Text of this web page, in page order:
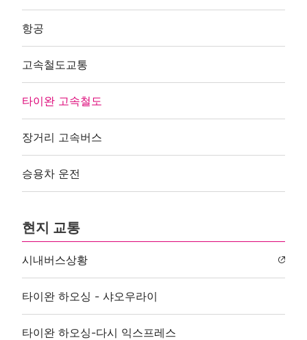
항공
고속철도교통
타이완 고속철도
장거리 고속버스
승용차 운전
현지 교통
시내버스상황
타이완 하오싱 - 샤오우라이
타이완 하오싱-다시 익스프레스